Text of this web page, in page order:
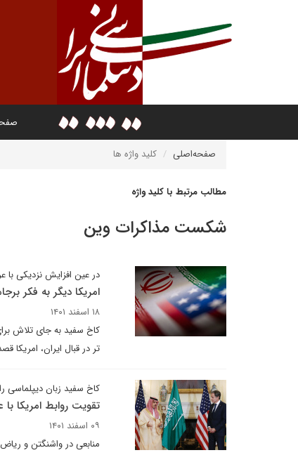
صفحه‌اصلی کلید واژه ها
مطالب مرتبط با کلید واژه
شکست مذاکرات وین
در عین افزایش نزدیکی با
امریکا دیگر به فکر
۱۸ اسفند ۱۴۰۱
کاخ سفید به جای تلاش
تر در قبال ایران، امریکا
کاخ سفید زبان دیپلماسی
تقویت روابط امریکا
۰۹ اسفند ۱۴۰۱
منابعی در واشنگتن و